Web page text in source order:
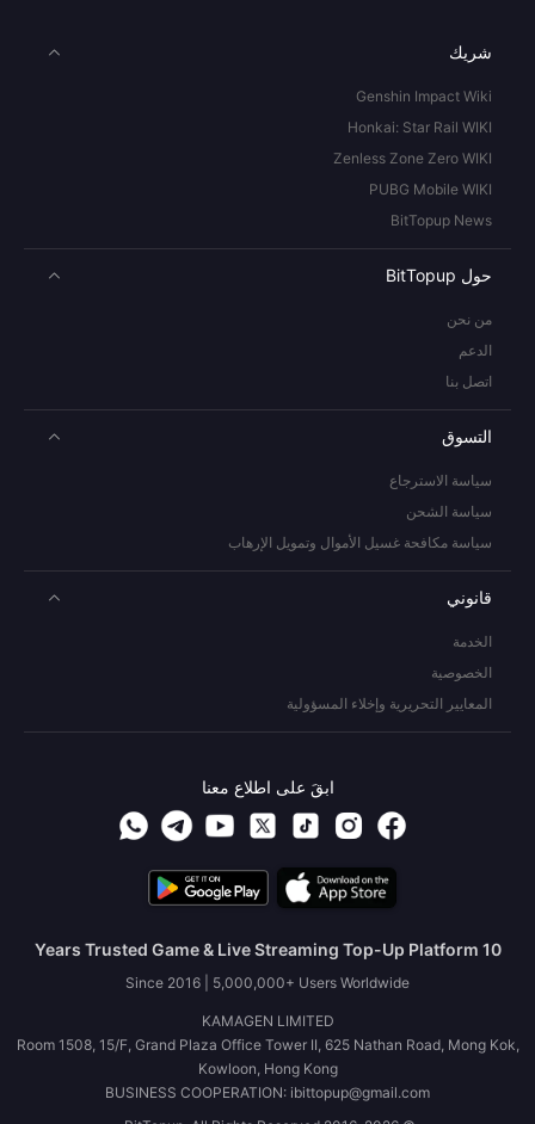
شريك
Genshin Impact Wiki
Honkai: Star Rail WIKI
Zenless Zone Zero WIKI
PUBG Mobile WIKI
BitTopup News
حول BitTopup
من نحن
الدعم
اتصل بنا
التسوق
سياسة الاسترجاع
سياسة الشحن
سياسة مكافحة غسيل الأموال وتمويل الإرهاب
قانوني
الخدمة
الخصوصية
المعايير التحريرية وإخلاء المسؤولية
ابقَ على اطلاع معنا
10 Years Trusted Game & Live Streaming Top-Up Platform
Since 2016 | 5,000,000+ Users Worldwide
KAMAGEN LIMITED
Room 1508, 15/F, Grand Plaza Office Tower II, 625 Nathan Road, Mong Kok,
Kowloon, Hong Kong
BUSINESS COOPERATION: ibittopup@gmail.com